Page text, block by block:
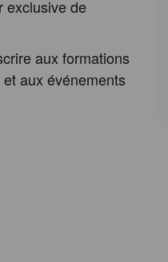
exclusive de
aux formations
aux événements